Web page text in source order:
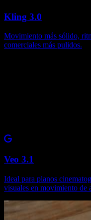
Kling 3.0
Movimiento más sólido,
comerciales más pulidos.
Veo 3.1
Ideal para planos
visuales en movimiento de